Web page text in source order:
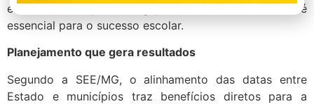
e famílias, e que o engajamento da comunidade é
essencial para o sucesso escolar.
Planejamento que gera resultados
Segundo a SEE/MG, o alinhamento das datas entre
Estado e municípios traz benefícios diretos para a